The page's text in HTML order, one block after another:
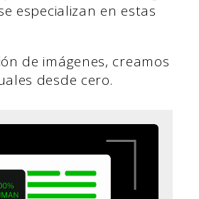
especializan en estas
de imágenes, creamos
desde cero.